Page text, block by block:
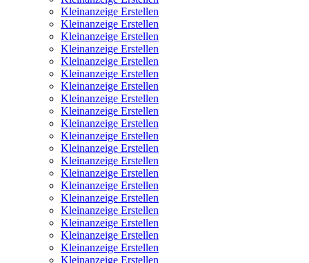
Kleinanzeige Erstellen
Kleinanzeige Erstellen
Kleinanzeige Erstellen
Kleinanzeige Erstellen
Kleinanzeige Erstellen
Kleinanzeige Erstellen
Kleinanzeige Erstellen
Kleinanzeige Erstellen
Kleinanzeige Erstellen
Kleinanzeige Erstellen
Kleinanzeige Erstellen
Kleinanzeige Erstellen
Kleinanzeige Erstellen
Kleinanzeige Erstellen
Kleinanzeige Erstellen
Kleinanzeige Erstellen
Kleinanzeige Erstellen
Kleinanzeige Erstellen
Kleinanzeige Erstellen
Kleinanzeige Erstellen
Kleinanzeige Erstellen